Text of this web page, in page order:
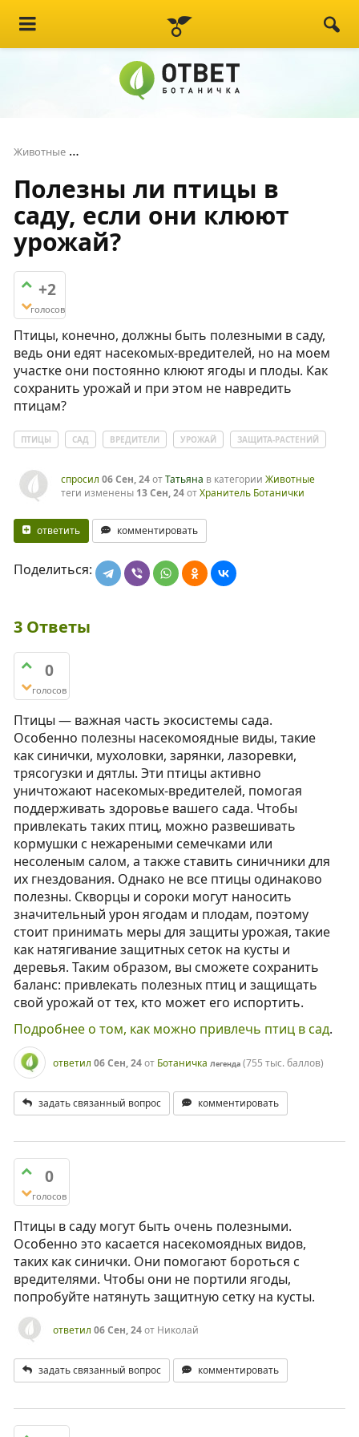
Животные
Полезны ли птицы в
саду, если они клюют
урожай?
+2
голосов
Птицы, конечно, должны быть полезными в саду,
ведь они едят насекомых-вредителей, но на моем
участке они постоянно клюют ягоды и плоды. Как
сохранить урожай и при этом не навредить
птицам?
ПТИЦЫ САД ВРЕДИТЕЛИ УРОЖАЙ ЗАЩИТА-РАСТЕНИЙ
спросил 06 Сен, 24отТатьяна в категории Животные
теги изменены 13 Сен, 24отХранитель Ботанички
ответить комментировать
Поделиться:
3 Ответы
0
голосов
Птицы — важная часть экосистемы сада.
Особенно полезны насекомоядные виды, такие
как синички, мухоловки, зарянки, лазоревки,
трясогузки и дятлы. Эти птицы активно
уничтожают насекомых-вредителей, помогая
поддерживать здоровье вашего сада. Чтобы
привлекать таких птиц, можно развешивать
кормушки с нежареными семечками или
несоленым салом, а также ставить синичники для
их гнездования. Однако не все птицы одинаково
полезны. Скворцы и сороки могут наносить
значительный урон ягодам и плодам, поэтому
стоит принимать меры для защиты урожая, такие
как натягивание защитных сеток на кусты и
деревья. Таким образом, вы сможете сохранить
баланс: привлекать полезных птиц и защищать
свой урожай от тех, кто может его испортить.
Подробнее о том, как можно привлечь птиц в сад.
ответил 06 Сен, 24от Ботаничка Легенда (755 тыс.баллов)
задать связанный вопрос комментировать
0
голосов
Птицы в саду могут быть очень полезными.
Особенно это касается насекомоядных видов,
таких как синички. Они помогают бороться с
вредителями. Чтобы они не портили ягоды,
попробуйте натянуть защитную сетку на кусты.
ответил 06 Сен, 24от Николай
задать связанный вопрос комментировать